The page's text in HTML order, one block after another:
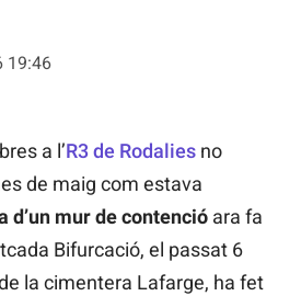
19:46
a l’R3 de Rodalies no
de maig com estava
d’un mur de contenció ara fa
Bifurcació, el passat 6
la cimentera Lafarge, ha fet